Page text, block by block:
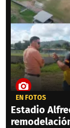
EN FOTOS
Estadio